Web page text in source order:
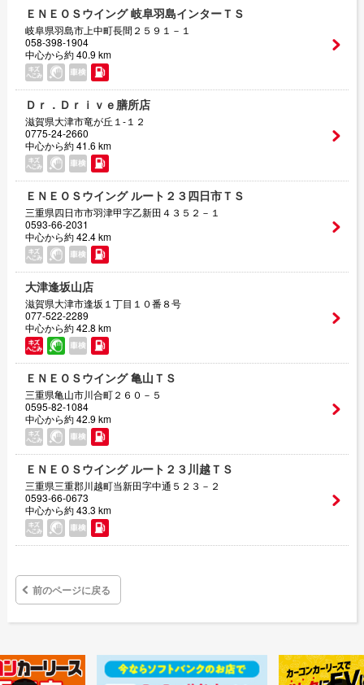
ＥＮＥＯＳウイング 岐阜羽島インターＴＳ
岐阜県羽島市上中町長間２５９１－１
058-398-1904
中心から約 40.9 km
Ｄｒ．Ｄｒｉｖｅ膳所店
滋賀県大津市竜が丘１‐１２
0775-24-2660
中心から約 41.6 km
ＥＮＥＯＳウイング ルート２３四日市ＴＳ
三重県四日市市羽津甲字乙新田４３５２－１
0593-66-2031
中心から約 42.4 km
大津逢坂山店
滋賀県大津市逢坂１丁目１０番８号
077-522-2289
中心から約 42.8 km
ＥＮＥＯＳウイング 亀山ＴＳ
三重県亀山市川合町２６０－５
0595-82-1084
中心から約 42.9 km
ＥＮＥＯＳウイング ルート２３川越ＴＳ
三重県三重郡川越町当新田字中通５２３－２
0593-66-0673
中心から約 43.3 km
前のページに戻る